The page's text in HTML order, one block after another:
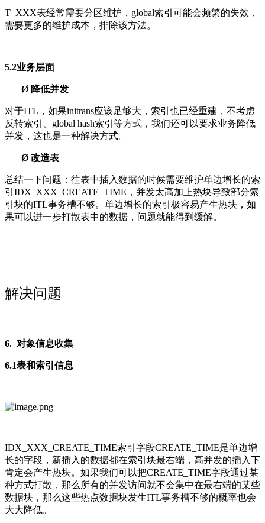
T_XXX表经常需要分区维护，global索引可能会频繁的失效，
需要更多的维护成本，排除该方法。
5.2业务层面
Ø 降低并发
对于ITL，如果initrans应该足够大，索引也已经重建，不考虑
反转索引、global hash索引等方式，我们还可以要求业务降低
并发，这也是一种解决方式。
Ø 改造表
总结一下问题：往表中插入数据的时候需要维护单边增长的索
引IDX_XXX_CREATE_TIME，并发太高加上热块导致部分索
引块的ITL事务槽不够。单边增长的索引极容易产生热块，如
果可以进一步打散表中的数据，问题就能得到缓解。
解决问题
6. 对象信息收集
6.1表和索引信息
IDX_XXX_CREATE_TIME索引字段CREATE_TIME是单边增
长的字段，新插入的数据都在索引块最右端，高并发的插入下
肯定会产生热块。如果我们可以把CREATE_TIME字段通过某
种方式打散，那么所有的并发访问就不会集中在最右端的某些
数据块，那么这些热点数据块发生ITL事务槽不够的概率也会
大大降低。